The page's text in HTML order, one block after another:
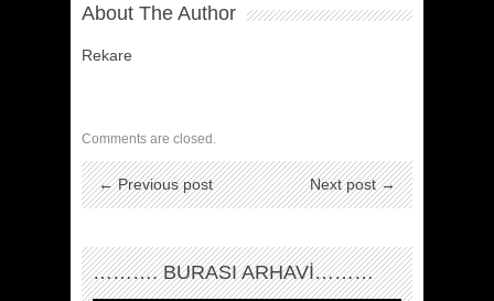
About The Author
Rekare
Comments are closed.
← Previous post Next post →
………. BURASI ARHAVİ………